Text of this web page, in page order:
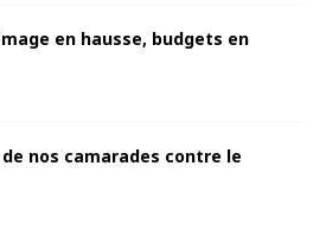
en hausse, budgets en
nos camarades contre le